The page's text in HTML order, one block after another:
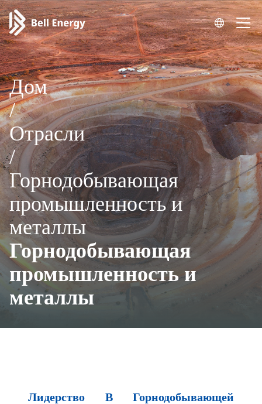
Дом
/
Отрасли
/
Горнодобывающая
промышленность и
металлы
Горнодобывающая
промышленность и
металлы
Лидерство В Горнодобывающей